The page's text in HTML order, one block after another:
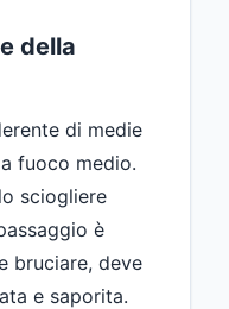
della
di medie
fuoco medio.
sciogliere
è
bruciare, deve
e saporita.